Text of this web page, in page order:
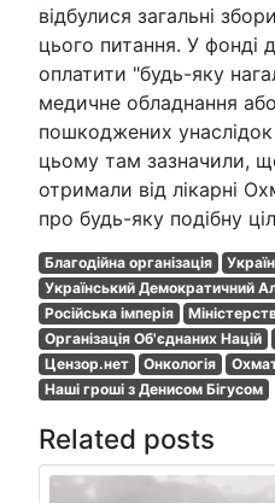
відбулися загальні
цього питання. У фонді
оплатити "будь-яку
медичне обладнання
пошкоджених
цьому там зазначили,
отримали від лікарні
про будь-яку подібну
Благодійна організація
Український Демократичний
Російська імперія
Організація Об'єднаних Націй
Цензор.нет
Онкологія
Наші гроші з Денисом Бігусом
Related posts